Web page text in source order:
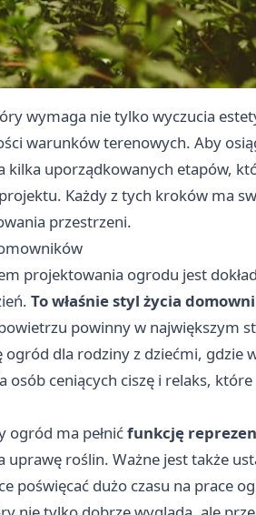
wymaga nie tylko wyczucia
warunków terenowych. Aby
kilka uporządkowanych etapów,
Każdy z tych kroków ma
przestrzeni.
projektowania ogrodu jest
To właśnie styl życia
powinny w największym
ogród dla rodziny z dziećmi, gdzie
osób ceniących ciszę i relaks,
ogród ma pełnićfunkcję
uprawę roślin. Ważne jest także
poświęcać dużo czasu na prace